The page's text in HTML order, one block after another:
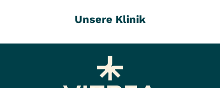
Unsere Klinik